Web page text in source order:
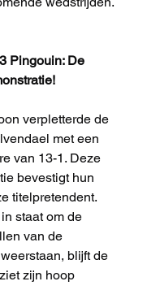
Pingouin: De
verpletterde de
met een
van 13-1. Deze
bevestigt hun
titelpretendent.
staat om de
van de
blijft de
zijn hoop